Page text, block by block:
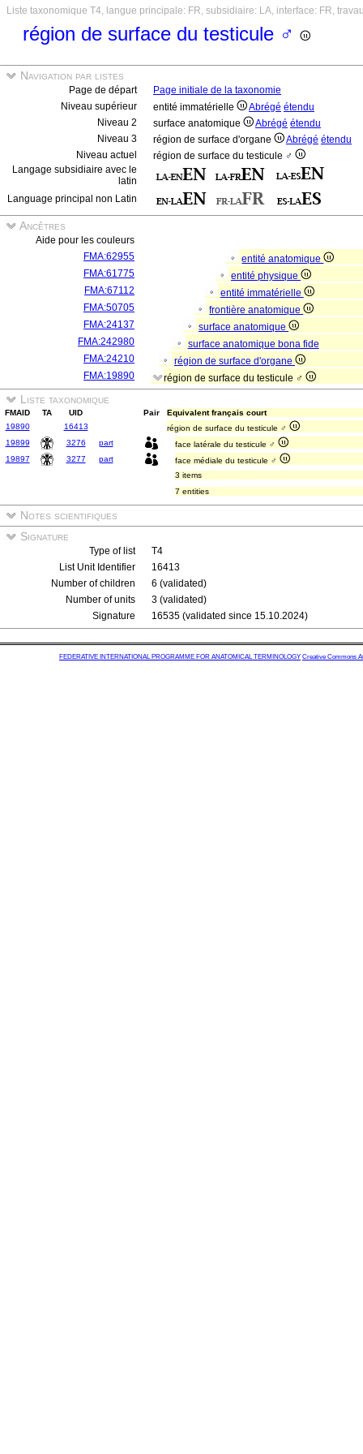
Liste taxonomique T4, langue principale: FR, subsidiaire: LA, interface: FR,
région de surface du testicule ♂
Navigation par listes
Page de départ
Page initiale de la taxonomie
Niveau supérieur
entité immatérielle Abrégé étendu
Niveau 2
surface anatomique Abrégé étendu
Niveau 3
région de surface d'organe Abrégé étendu
Niveau actuel
région de surface du testicule ♂
Langage subsidiaire avec le
latin
Language principal non Latin
Ancêtres
Aide pour les couleurs
FMA:62955
entité anatomique
FMA:61775
entité physique
FMA:67112
entité immatérielle
FMA:50705
frontière anatomique
FMA:24137
surface anatomique
FMA:242980
surface anatomique bona fide
FMA:24210
région de surface d'organe
FMA:19890
région de surface du testicule ♂
Liste taxonomique
FMAID TA UID Pair
Equivalent français court
19890
16413
région de surface du testicule ♂
19899
3276 part
face latérale du testicule ♂
19897
3277 part
face médiale du testicule ♂
3 items
7 entities
Notes scientifiques
Signature
Type of list
T4
List Unit Identifier
16413
Number of children
6 (validated)
Number of units
3 (validated)
Signature
16535 (validated since 15.10.2024)
FEDERATIVE INTERNATIONAL PROGRAMME FOR ANATOMICAL TERMINOLOGY Creative Commons